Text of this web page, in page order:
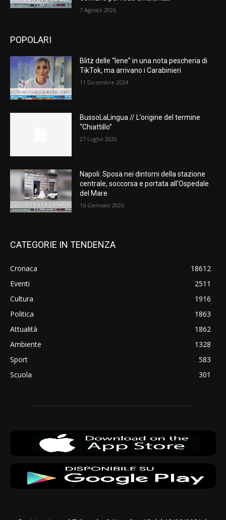
7 Agosto 2026
POPOLARI
Blitz delle “Iene” in una nota pescheria di
TikTok, ma arrivano i Carabinieri
11 Dicembre 2024
BussoLaLingua // L’origine del termine
“Chiattillo”
27 Luglio 2020
Napoli: Sposa nei dintorni della stazione
centrale, soccorsa e portata all’Ospedale
del Mare
16 Gennaio 2026
CATEGORIE IN TENDENZA
Cronaca
18612
Eventi
2511
Cultura
1916
Politica
1863
Attualità
1862
Ambiente
1328
Sport
583
Scuola
301